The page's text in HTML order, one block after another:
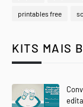
printables free
KITS MAIS